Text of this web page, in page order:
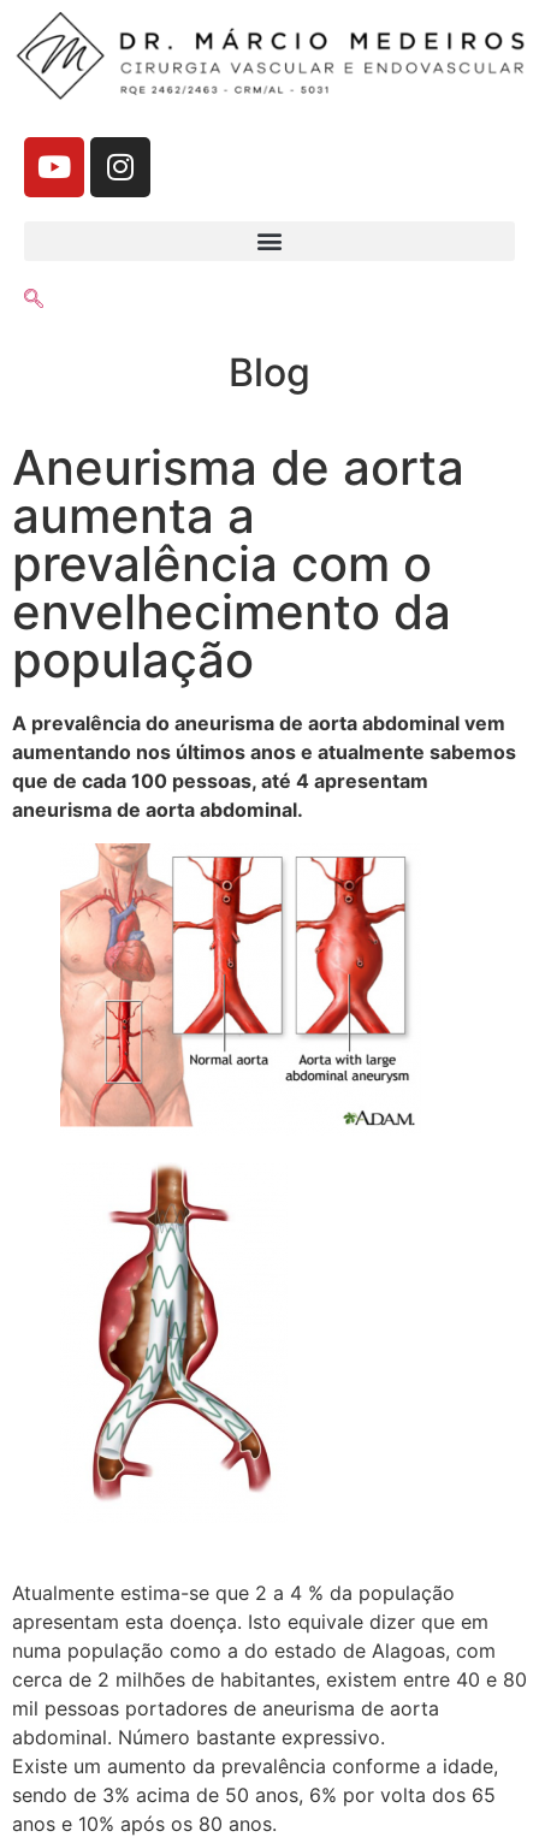
Blog
Aneurisma de aorta
aumenta a
prevalência com o
envelhecimento da
população
A prevalência do aneurisma de aorta abdominal vem
aumentando nos últimos anos e atualmente sabemos
que de cada 100 pessoas, até 4 apresentam
aneurisma de aorta abdominal.
Atualmente estima-se que 2 a 4 % da população
apresentam esta doença. Isto equivale dizer que em
numa população como a do estado de Alagoas, com
cerca de 2 milhões de habitantes, existem entre 40 e 80
mil pessoas portadores de aneurisma de aorta
abdominal. Número bastante expressivo.
Existe um aumento da prevalência conforme a idade,
sendo de 3% acima de 50 anos, 6% por volta dos 65
anos e 10% após os 80 anos.